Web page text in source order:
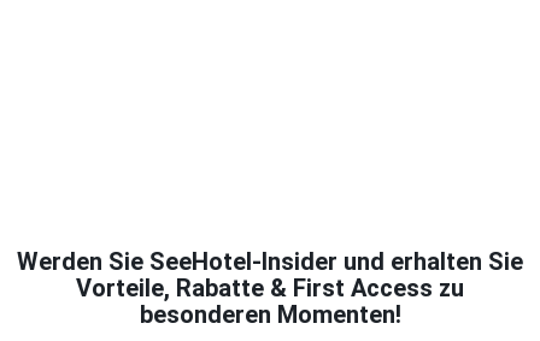
Werden Sie SeeHotel-Insider und erhalten Sie
Vorteile, Rabatte & First Access zu
besonderen Momenten!